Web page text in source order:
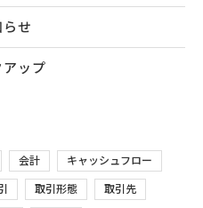
らせ
アップ
会計 キャッシュフロー
取引形態 取引先